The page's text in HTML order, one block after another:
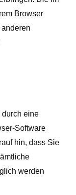
Browser
durch eine
Software
hin, dass Sie
werden